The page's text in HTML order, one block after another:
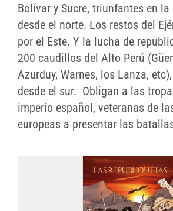
Bolívar y Sucre, triunfantes en la
desde el norte. Los restos del
por el Este. Y la lucha de
200 caudillos del Alto Perú
Azurduy, Warnes, los Lanza,
desde el sur. Obligan a las
imperio español, veteranas de
europeas a presentar las